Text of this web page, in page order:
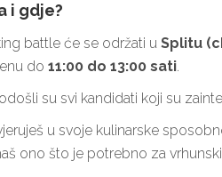
i gdje?
battle će se održati u Splitu
do 11:00 do 13:00 sati.
su svi kandidati koji su
u svoje kulinarske
ono što je potrebno za